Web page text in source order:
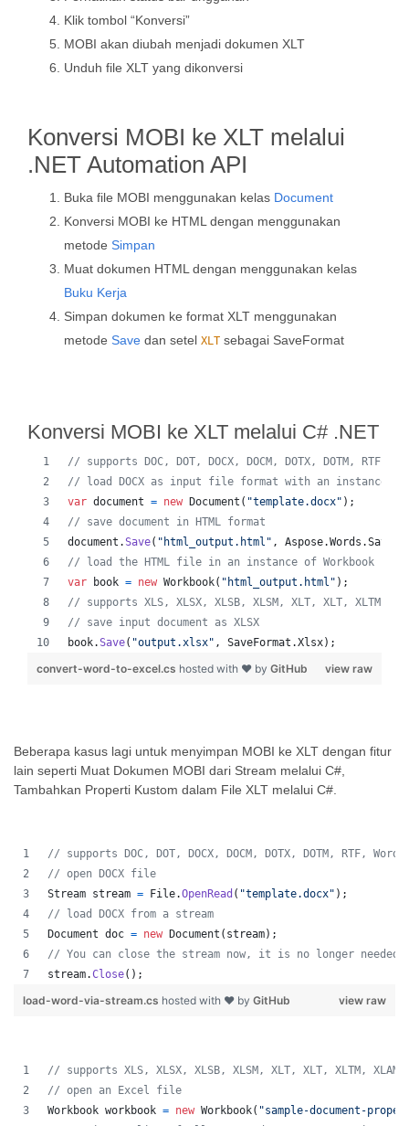
Klik tombol “Konversi”
MOBI akan diubah menjadi dokumen XLT
Unduh file XLT yang dikonversi
Konversi MOBI ke XLT melalui
.NET Automation API
Buka file MOBI menggunakan kelas Document
Konversi MOBI ke HTML dengan menggunakan
metode Simpan
Muat dokumen HTML dengan menggunakan kelas
Buku Kerja
Simpan dokumen ke format XLT menggunakan
metode Save dan setel XLT sebagai SaveFormat
Konversi MOBI ke XLT melalui C# .NET
// supports DOC, DOT, DOCX, DOCM, DOTX, DOTM, RTF,
// load DOCX as input file format with an instance of
var document = new Document ( "template.docx" ) ;
// save document in HTML format
document .Save( "html_output.html" , Aspose.Words .
// load the HTML file in an instance of Workbook
var
book = new Workbook( "html_output.html" ) ;
// supports XLS, XLSX, XLSB, XLSM, XLT, XLT, XLTM,
// save input document as XLSX
book.Save( "output.xlsx" , SaveFormat .Xlsx) ;
view raw
convert-word-to-excel.cs hosted with ❤ by GitHub
Beberapa kasus lagi untuk menyimpan MOBI ke XLT dengan fitur
lain seperti Muat Dokumen MOBI dari Stream melalui C#,
Tambahkan Properti Kustom dalam File XLT melalui C#.
// supports DOC, DOT, DOCX, DOCM, DOTX, DOTM, RTF,
// open DOCX file
Stream stream = File.OpenRead ( "template.docx" ) ;
// load DOCX from a stream
Document doc = new Document ( stream) ;
// You can close the stream now, it is no longer needed
stream.Close( ) ;
view raw
load-word-via-stream.cs hosted with ❤ by GitHub
// supports XLS, XLSX, XLSB, XLSM, XLT, XLT, XLTM,
// open an Excel file
Workbook workbook = new Workbook( "sample-document-